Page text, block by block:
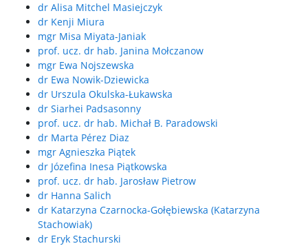
dr Alisa Mitchel Masiejczyk
dr Kenji Miura
mgr Misa Miyata-Janiak
prof. ucz. dr hab. Janina Mołczanow
mgr Ewa Nojszewska
dr Ewa Nowik-Dziewicka
dr Urszula Okulska-Łukawska
dr Siarhei Padsasonny
prof. ucz. dr hab. Michał B. Paradowski
dr Marta Pérez Diaz
mgr Agnieszka Piątek
dr Józefina Inesa Piątkowska
prof. ucz. dr hab. Jarosław Pietrow
dr Hanna Salich
dr Katarzyna Czarnocka-Gołębiewska (Katarzyna
Stachowiak)
dr Eryk Stachurski